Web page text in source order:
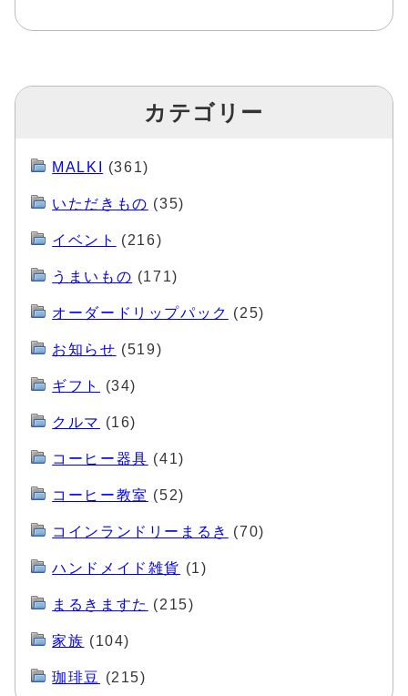
カテゴリー
MALKI (361)
いただきもの (35)
イベント (216)
うまいもの (171)
オーダードリップパック (25)
お知らせ (519)
ギフト (34)
クルマ (16)
コーヒー器具 (41)
コーヒー教室 (52)
コインランドリーまるき (70)
ハンドメイド雑貨 (1)
まるきますた (215)
家族 (104)
珈琲豆 (215)